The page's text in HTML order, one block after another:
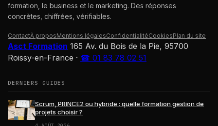
formation, le business et le marketing. Des réponses
concrètes, chiffrées, vérifiables.
ContactÀ proposMentions légalesConfidentialitéCookiesPlan du site
Asct Formation 165 Av. du Bois de la Pie, 95700
Roissy-en-France · ☎ 01 83 78 02 51
DERNIERS GUIDES
Scrum, PRINCE2 ou hybride : quelle formation gestion de
projets choisir ?